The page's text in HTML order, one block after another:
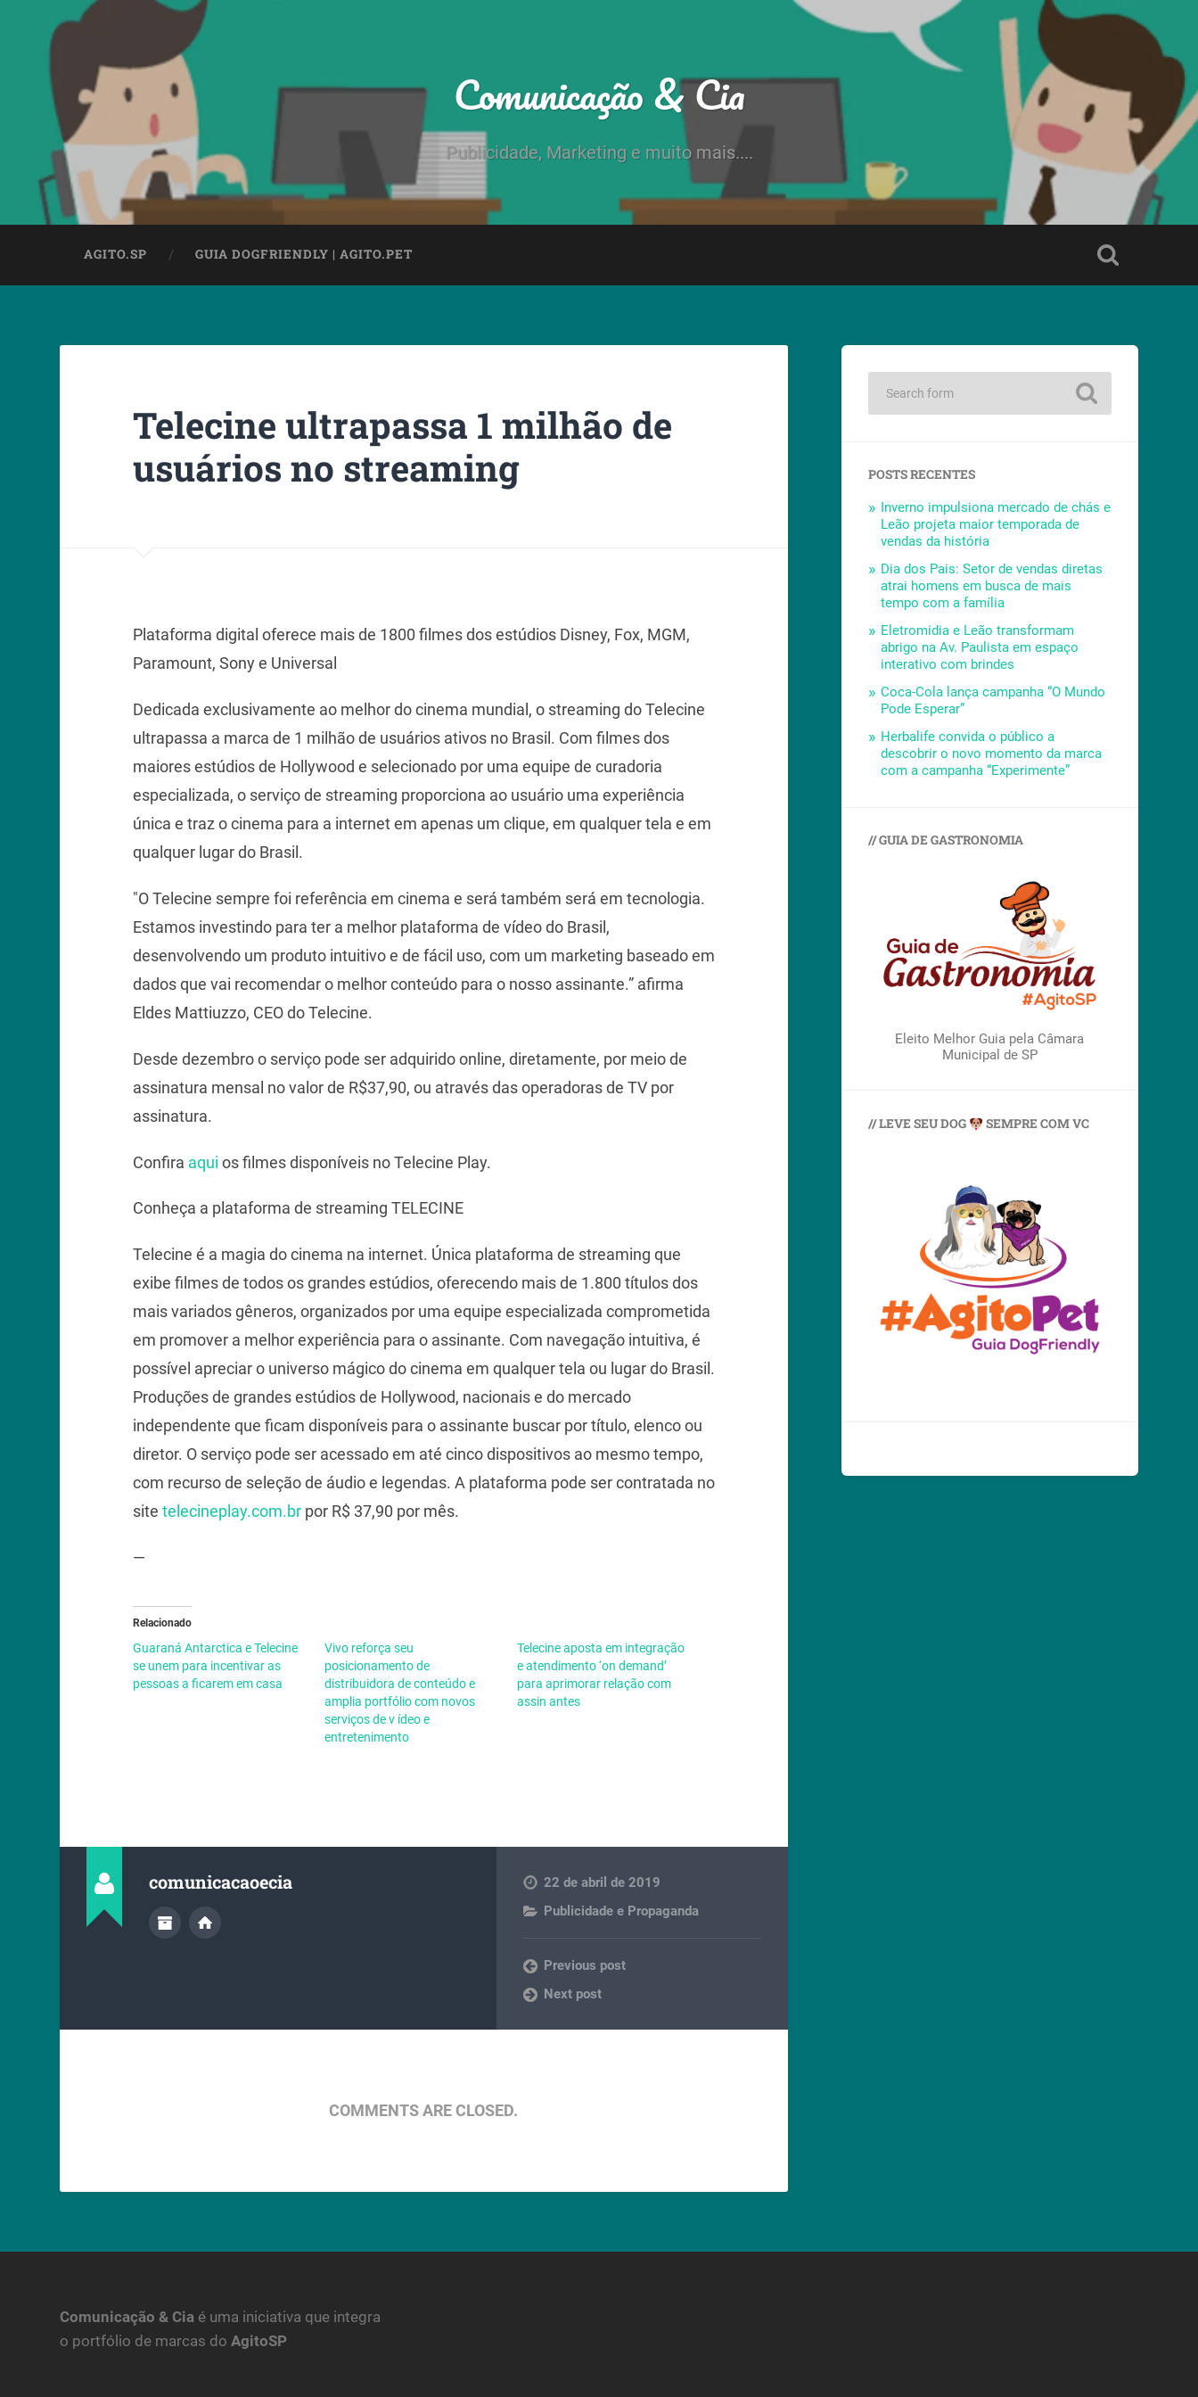
Comunicação & Cia
Publicidade, Marketing e muito mais....
AGITO.SP GUIA DOGFRIENDLY | AGITO.PET
Telecine ultrapassa 1 milhão de
usuários no streaming
Plataforma digital oferece mais de 1800 filmes dos estúdios Disney, Fox, MGM,
Paramount, Sony e Universal
Dedicada exclusivamente ao melhor do cinema mundial, o streaming do Telecine
ultrapassa a marca de 1 milhão de usuários ativos no Brasil. Com filmes dos
maiores estúdios de Hollywood e selecionado por uma equipe de curadoria
especializada, o serviço de streaming proporciona ao usuário uma experiência
única e traz o cinema para a internet em apenas um clique, em qualquer tela e em
qualquer lugar do Brasil.
"O Telecine sempre foi referência em cinema e será também será em tecnologia.
Estamos investindo para ter a melhor plataforma de vídeo do Brasil,
desenvolvendo um produto intuitivo e de fácil uso, com um marketing baseado em
dados que vai recomendar o melhor conteúdo para o nosso assinante.” afirma
Eldes Mattiuzzo, CEO do Telecine.
Desde dezembro o serviço pode ser adquirido online, diretamente, por meio de
assinatura mensal no valor de R$37,90, ou através das operadoras de TV por
assinatura.
Confira aqui os filmes disponíveis no Telecine Play.
Conheça a plataforma de streaming TELECINE
Telecine é a magia do cinema na internet. Única plataforma de streaming que
exibe filmes de todos os grandes estúdios, oferecendo mais de 1.800 títulos dos
mais variados gêneros, organizados por uma equipe especializada comprometida
em promover a melhor experiência para o assinante. Com navegação intuitiva, é
possível apreciar o universo mágico do cinema em qualquer tela ou lugar do Brasil.
Produções de grandes estúdios de Hollywood, nacionais e do mercado
independente que ficam disponíveis para o assinante buscar por título, elenco ou
diretor. O serviço pode ser acessado em até cinco dispositivos ao mesmo tempo,
com recurso de seleção de áudio e legendas. A plataforma pode ser contratada no
site telecineplay.com.brpor R$ 37,90 por mês.
—
Relacionado
Guaraná Antarctica e Telecine
se unem para incentivar as
pessoas a ficarem em casa
Vivo reforça seu
posicionamento de
distribuidora de conteúdo e
amplia portfólio com novos
serviços de v ídeo e
entretenimento
Telecine aposta em integração
e atendimento ‘on demand’
para aprimorar relação com
assin antes
comunicacaoecia
22 de abril de 2019
Publicidade e Propaganda
Previous post
Next post
COMMENTS ARE CLOSED.
POSTS RECENTES
Inverno impulsiona mercado de chás e
Leão projeta maior temporada de
vendas da história
Dia dos Pais: Setor de vendas diretas
atrai homens em busca de mais
tempo com a família
Eletromidia e Leão transformam
abrigo na Av. Paulista em espaço
interativo com brindes
Coca-Cola lança campanha “O Mundo
Pode Esperar”
Herbalife convida o público a
descobrir o novo momento da marca
com a campanha “Experimente”
// GUIA DE GASTRONOMIA
Eleito Melhor Guia pela Câmara
Municipal de SP
// LEVE SEU DOG SEMPRE COM VC
Comunicação & Cia é uma iniciativa que integra
o portfólio de marcas doAgitoSP